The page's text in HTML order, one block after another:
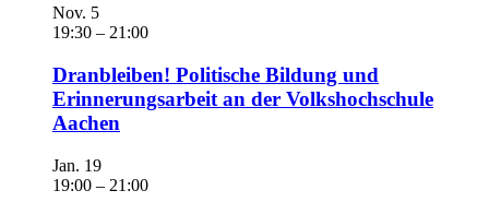
Nov. 5
19:30 – 21:00
Dranbleiben! Politische Bildung und
Erinnerungsarbeit an der Volkshochschule
Aachen
Jan. 19
19:00 – 21:00